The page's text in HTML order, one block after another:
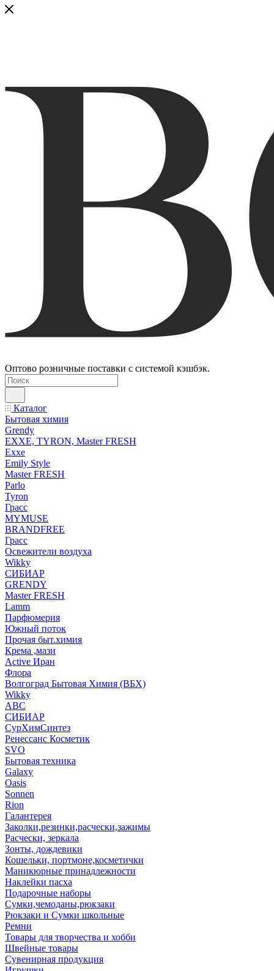
Оптово розничные поставки с системой кэшбэк.
Каталог
Бытовая химия
Grendy
EXXE, TYRON, Master FRESH
Exxe
Emily Style
Master FRESH
Parlo
Tyron
Грасс
MYMUSE
BRANDFREE
Грасс
Освежители воздуха
Wikky
СИБИАР
GRENDY
Master FRESH
Lamm
Парфюмерия
Южный поток
Прочая быт.химия
Крема ,мази
Аctive Иран
Флора
Волгоград Бытовая Химия (ВБХ)
Wikky
АВС
СИБИАР
СурХимСинтез
Ренессанс Косметик
SVO
Бытовая техника
Galaxy
Oasis
Sonnen
Rion
Галантерея
Заколки,резинки,расчески,зажимы
Расчески, зеркала
Зонты, дождевики
Кошельки, портмоне,косметички
Маникюрные принадлежности
Наклейки пасха
Подарочные наборы
Сумки,чемоданы,рюкзаки
Рюкзаки и Сумки школьные
Ремни
Товары для творчества и хобби
Швейные товары
Сувенирная продукция